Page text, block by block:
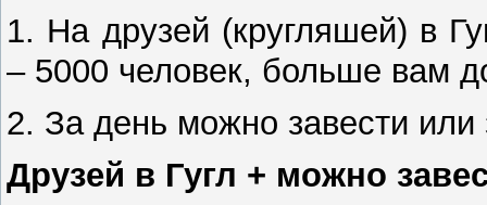
1. На друзей (кругляшей) в
– 5000 человек, больше вам
2. За день можно завести или
Друзей в Гугл + можно